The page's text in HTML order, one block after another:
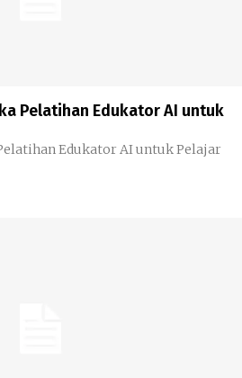
Pelatihan Edukator AI untuk
Edukator AI untuk Pelajar